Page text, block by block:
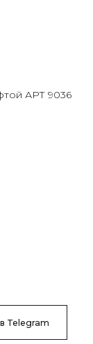
АРТ 9036